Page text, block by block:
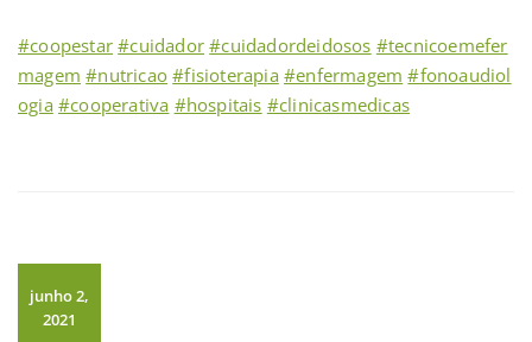
#coopestar #cuidador #cuidadordeidosos #tecnicoemefer
magem #nutricao #fisioterapia #enfermagem #fonoaudiol
ogia #cooperativa #hospitais #clinicasmedicas
junho 2,
2021